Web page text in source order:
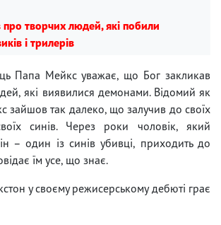
творчих людей, які побили
і трилерів
Папа Мейкс уважає, що Бог закликав
які виявилися демонами. Відомий як
зайшов так далеко, що залучив до своїх
синів. Через роки чоловік, який
– один із синів убивці, приходить до
їм усе, що знає.
у своєму режисерському дебюті грає